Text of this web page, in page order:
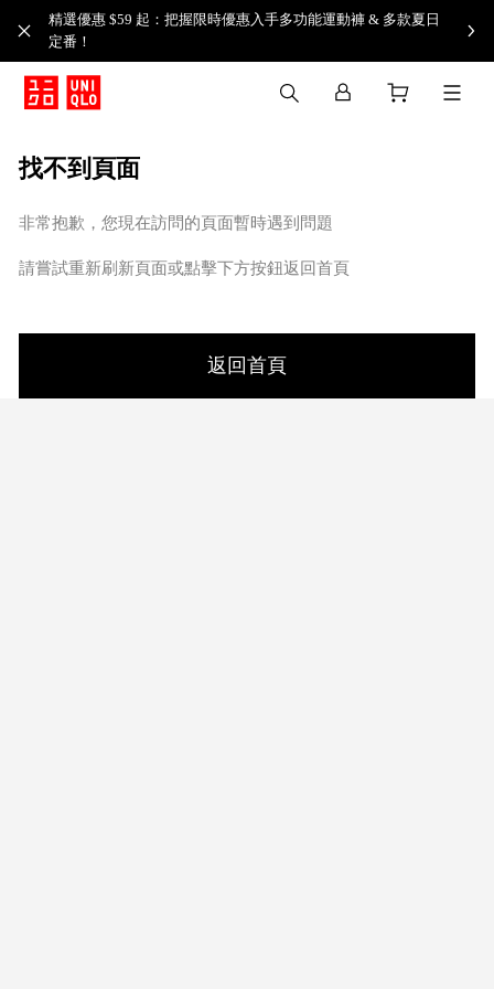
精選優惠 $59 起：把握限時優惠入手多功能運動褲 & 多款夏日
定番！​
找不到頁面
非常抱歉，您現在訪問的頁面暫時遇到問題
請嘗試重新刷新頁面或點擊下方按鈕返回首頁
返回首頁